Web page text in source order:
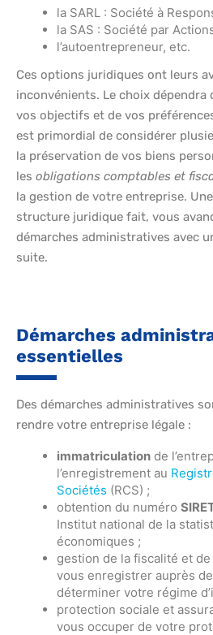
la SARL : Société à
la SAS : Société par
l’autoentrepreneur, etc.
Ces options juridiques ont leurs
inconvénients. Le choix dépendra
vos objectifs et de vos
est primordial de considérer
la préservation de vos biens
les obligations comptables et
la gestion de votre entreprise.
structure juridique fait, vous
démarches administratives avec
suite.
Démarches
essentielles
Des démarches administratives
rendre votre entreprise légale :
immatriculation de
l’enregistrement au
Sociétés (RCS) ;
obtention du numéro
Institut national de la
économiques ;
gestion de la fiscalité et
vous enregistrer auprès
déterminer votre régime
protection sociale et
vous occuper de votre